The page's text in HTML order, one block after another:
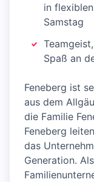
in
Samstag
Spaß an
Feneberg ist
aus dem
die Familie
Feneberg
das
Generation.